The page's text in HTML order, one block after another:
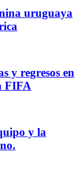
uruguaya
y regresos en
FIFA
y la